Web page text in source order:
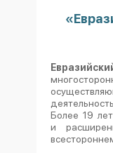
Более 19
и